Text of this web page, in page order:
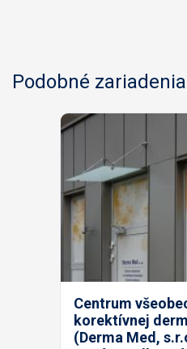
Podobné zariadenia
Centrum
korektívnej
(Derma Med,